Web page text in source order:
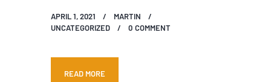
APRIL 1, 2021
MARTIN
UNCATEGORIZED
0 COMMENT
READ MORE